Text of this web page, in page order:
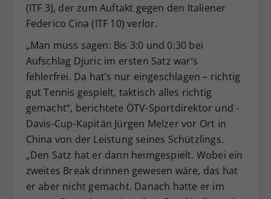
(ITF 3), der zum Auftakt gegen den Italiener
Federico Cina (ITF 10) verlor.
„Man muss sagen: Bis 3:0 und 0:30 bei
Aufschlag Djuric im ersten Satz war’s
fehlerfrei. Da hat’s nur eingeschlagen – richtig
gut Tennis gespielt, taktisch alles richtig
gemacht“, berichtete ÖTV-Sportdirektor und -
Davis-Cup-Kapitän Jürgen Melzer vor Ort in
China von der Leistung seines Schützlings.
„Den Satz hat er dann heimgespielt. Wobei ein
zweites Break drinnen gewesen wäre, das hat
er aber nicht gemacht. Danach hatte er im